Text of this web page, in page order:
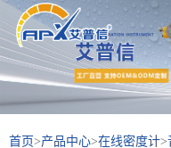
首页>产品中心>在线密度计>